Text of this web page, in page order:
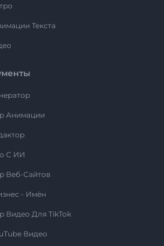
Текста
Анимации
С ИИ
Веб-Сайтов
- Имён
Видео Для TikTok
Видео